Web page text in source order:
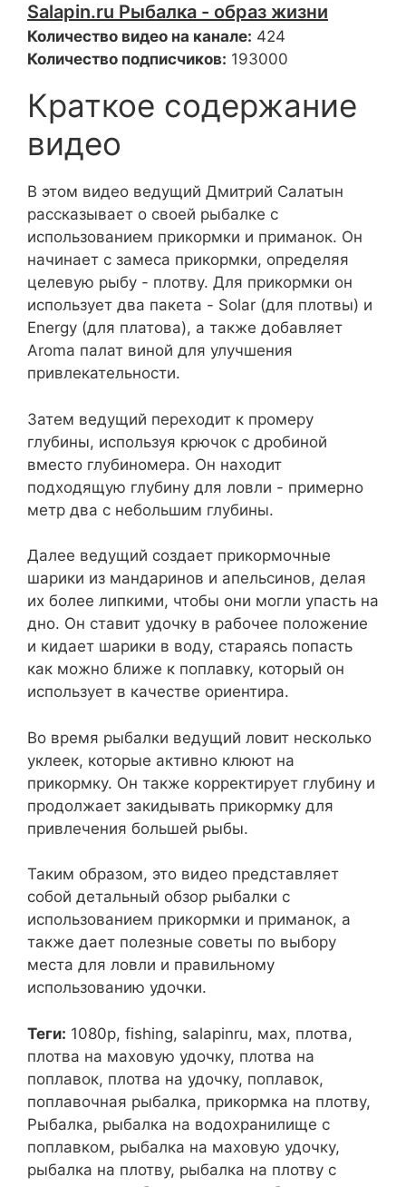
Salapin.ru Рыбалка - образ жизни
Количество видео на канале: 424
Количество подписчиков: 193000
Краткое содержание
видео
В этом видео ведущий Дмитрий Салатын
рассказывает о своей рыбалке с
использованием прикормки и приманок. Он
начинает с замеса прикормки, определяя
целевую рыбу - плотву. Для прикормки он
использует два пакета - Solar (для плотвы) и
Energy (для платова), а также добавляет
Aroma палат виной для улучшения
привлекательности.
Затем ведущий переходит к промеру
глубины, используя крючок с дробиной
вместо глубиномера. Он находит
подходящую глубину для ловли - примерно
метр два с небольшим глубины.
Далее ведущий создает прикормочные
шарики из мандаринов и апельсинов, делая
их более липкими, чтобы они могли упасть на
дно. Он ставит удочку в рабочее положение
и кидает шарики в воду, стараясь попасть
как можно ближе к поплавку, который он
использует в качестве ориентира.
Во время рыбалки ведущий ловит несколько
уклеек, которые активно клюют на
прикормку. Он также корректирует глубину и
продолжает закидывать прикормку для
привлечения большей рыбы.
Таким образом, это видео представляет
собой детальный обзор рыбалки с
использованием прикормки и приманок, а
также дает полезные советы по выбору
места для ловли и правильному
использованию удочки.
Теги: 1080p, fishing, salapinru, мах, плотва,
плотва на маховую удочку, плотва на
поплавок, плотва на удочку, поплавок,
поплавочная рыбалка, прикормка на плотву,
Рыбалка, рыбалка на водохранилище с
поплавком, рыбалка на маховую удочку,
рыбалка на плотву, рыбалка на плотву с